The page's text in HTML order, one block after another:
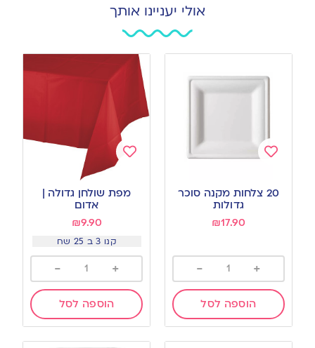
אולי יעניינו אותך
to 20 צלחות מקנה סוכר
גדולות
₪17.90
+
-
הוספה לסל
to
מפת שולחן גדולה |
אדום
₪9.90
קנו 3 ב 25 שח
+
-
הוספה לסל